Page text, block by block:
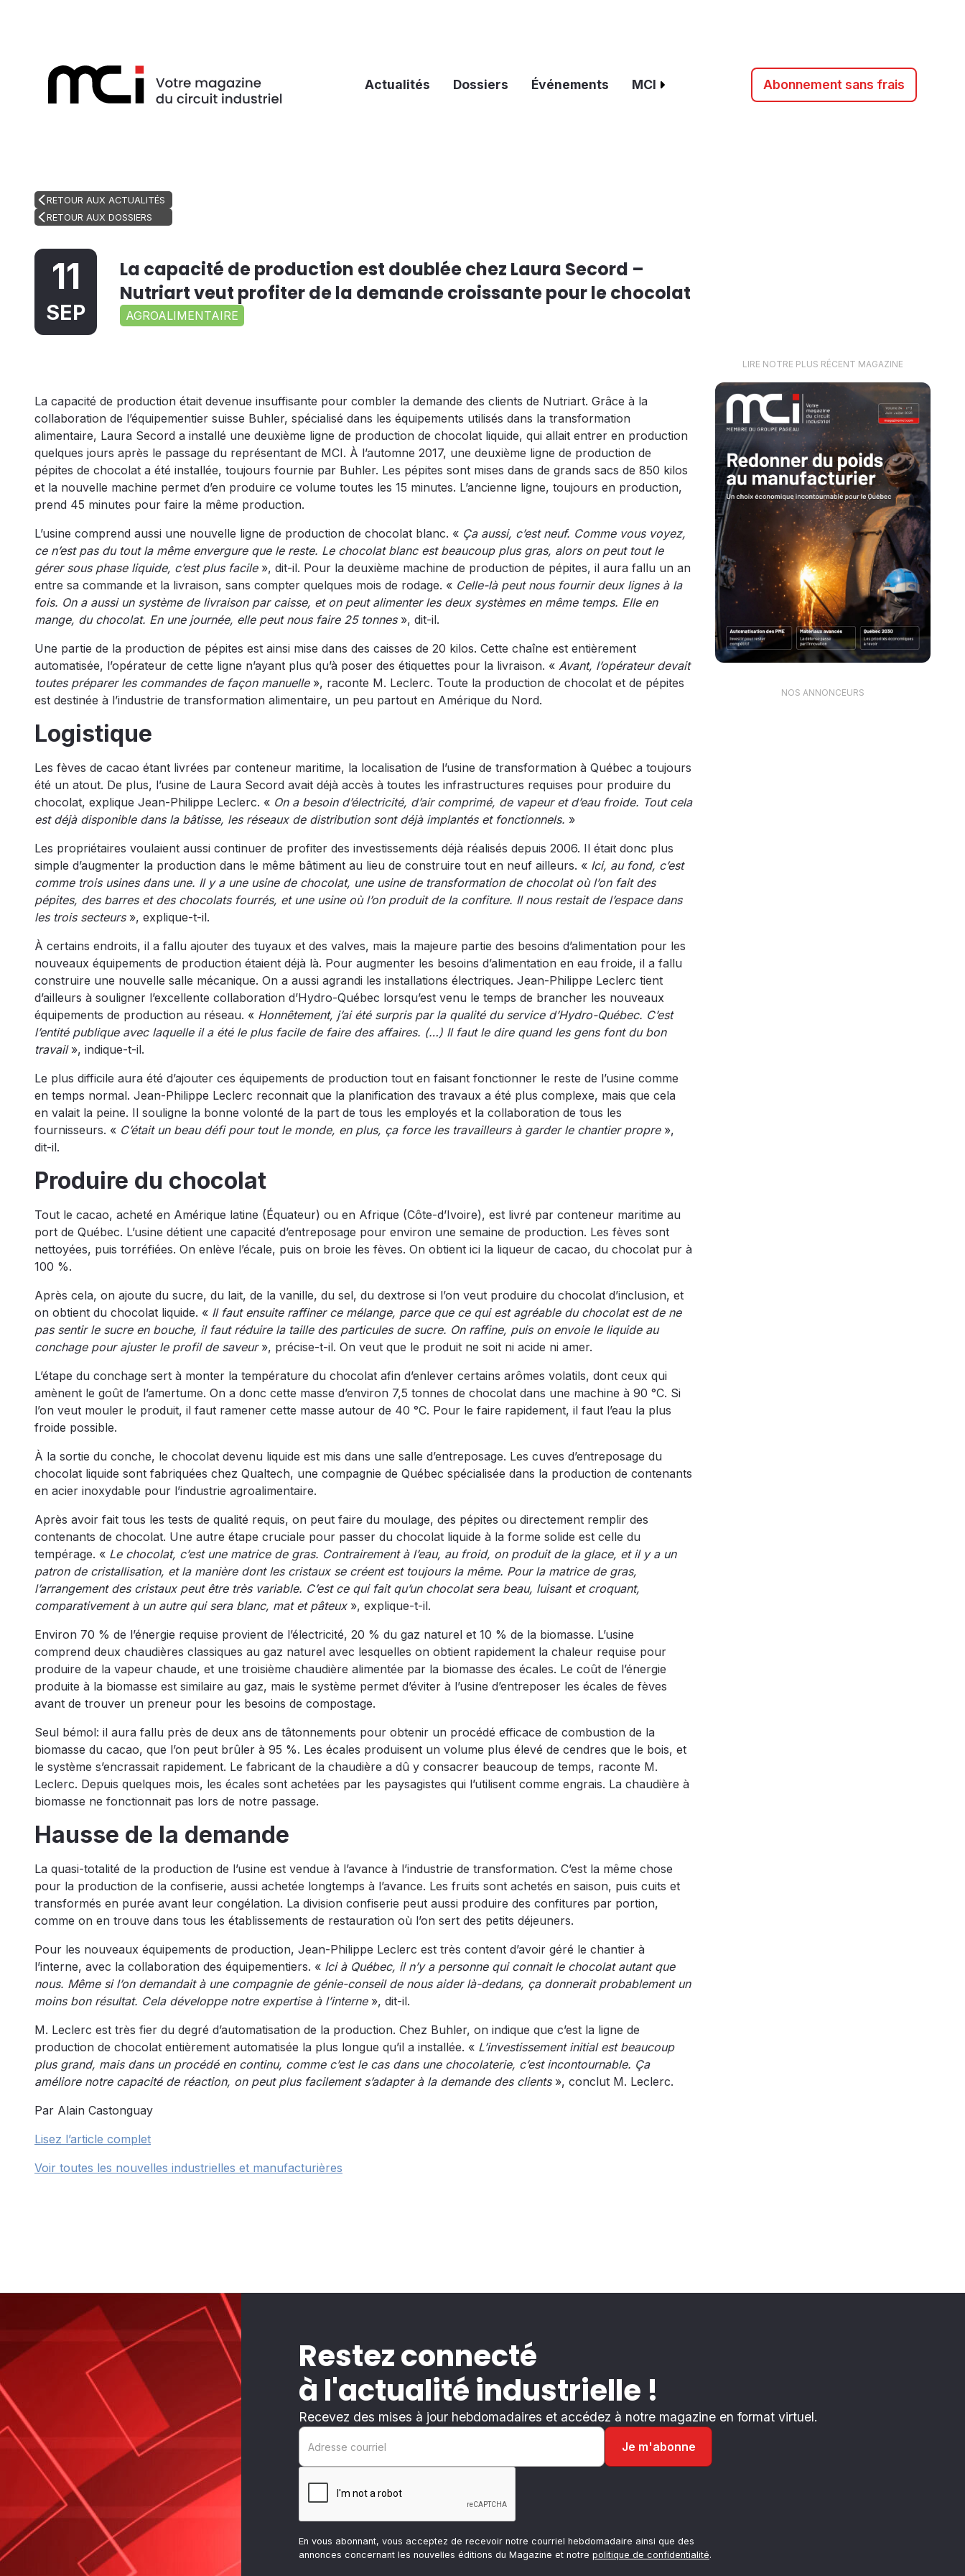
Actualités Dossiers Événements MCI Abonnement sans frais
RETOUR AUX ACTUALITÉS
RETOUR AUX DOSSIERS
11
SEP
La capacité de production est doublée chez Laura Secord –
Nutriart veut profiter de la demande croissante pour le chocolat
AGROALIMENTAIRE
La capacité de production était devenue insuffisante pour combler la demande des clients de Nutriart. Grâce à la
collaboration de l’équipementier suisse Buhler, spécialisé dans les équipements utilisés dans la transformation
alimentaire, Laura Secord a installé une deuxième ligne de production de chocolat liquide, qui allait entrer en production
quelques jours après le passage du représentant de MCI. À l’automne 2017, une deuxième ligne de production de
pépites de chocolat a été installée, toujours fournie par Buhler. Les pépites sont mises dans de grands sacs de 850 kilos
et la nouvelle machine permet d’en produire ce volume toutes les 15 minutes. L’ancienne ligne, toujours en production,
prend 45 minutes pour faire la même production.
L’usine comprend aussi une nouvelle ligne de production de chocolat blanc. « Ça aussi, c’est neuf. Comme vous voyez,
ce n’est pas du tout la même envergure que le reste. Le chocolat blanc est beaucoup plus gras, alors on peut tout le
gérer sous phase liquide, c’est plus facile », dit-il. Pour la deuxième machine de production de pépites, il aura fallu un an
entre sa commande et la livraison, sans compter quelques mois de rodage. « Celle-là peut nous fournir deux lignes à la
fois. On a aussi un système de livraison par caisse, et on peut alimenter les deux systèmes en même temps. Elle en
mange, du chocolat. En une journée, elle peut nous faire 25 tonnes», dit-il.
Une partie de la production de pépites est ainsi mise dans des caisses de 20 kilos. Cette chaîne est entièrement
automatisée, l’opérateur de cette ligne n’ayant plus qu’à poser des étiquettes pour la livraison. « Avant, l’opérateur devait
toutes préparer les commandes de façon manuelle», raconte M. Leclerc. Toute la production de chocolat et de pépites
est destinée à l’industrie de transformation alimentaire, un peu partout en Amérique du Nord.
Logistique
Les fèves de cacao étant livrées par conteneur maritime, la localisation de l’usine de transformation à Québec a toujours
été un atout. De plus, l’usine de Laura Secord avait déjà accès à toutes les infrastructures requises pour produire du
chocolat, explique Jean-Philippe Leclerc. « On a besoin d’électricité, d’air comprimé, de vapeur et d’eau froide. Tout cela
est déjà disponible dans la bâtisse, les réseaux de distribution sont déjà implantés et fonctionnels. »
Les propriétaires voulaient aussi continuer de profiter des investissements déjà réalisés depuis 2006. Il était donc plus
simple d’augmenter la production dans le même bâtiment au lieu de construire tout en neuf ailleurs. « Ici, au fond, c’est
comme trois usines dans une. Il y a une usine de chocolat, une usine de transformation de chocolat où l’on fait des
pépites, des barres et des chocolats fourrés, et une usine où l’on produit de la confiture. Il nous restait de l’espace dans
les trois secteurs», explique-t-il.
À certains endroits, il a fallu ajouter des tuyaux et des valves, mais la majeure partie des besoins d’alimentation pour les
nouveaux équipements de production étaient déjà là. Pour augmenter les besoins d’alimentation en eau froide, il a fallu
construire une nouvelle salle mécanique. On a aussi agrandi les installations électriques. Jean-Philippe Leclerc tient
d’ailleurs à souligner l’excellente collaboration d’Hydro-Québec lorsqu’est venu le temps de brancher les nouveaux
équipements de production au réseau. « Honnêtement, j’ai été surpris par la qualité du service d’Hydro-Québec. C’est
l’entité publique avec laquelle il a été le plus facile de faire des affaires. (…) Il faut le dire quand les gens font du bon
travail », indique-t-il.
Le plus difficile aura été d’ajouter ces équipements de production tout en faisant fonctionner le reste de l’usine comme
en temps normal. Jean-Philippe Leclerc reconnait que la planification des travaux a été plus complexe, mais que cela
en valait la peine. Il souligne la bonne volonté de la part de tous les employés et la collaboration de tous les
fournisseurs. « C’était un beau défi pour tout le monde, en plus, ça force les travailleurs à garder le chantier propre »,
dit-il.
Produire du chocolat
Tout le cacao, acheté en Amérique latine (Équateur) ou en Afrique (Côte-d’Ivoire), est livré par conteneur maritime au
port de Québec. L’usine détient une capacité d’entreposage pour environ une semaine de production. Les fèves sont
nettoyées, puis torréfiées. On enlève l’écale, puis on broie les fèves. On obtient ici la liqueur de cacao, du chocolat pur à
100 %.
Après cela, on ajoute du sucre, du lait, de la vanille, du sel, du dextrose si l’on veut produire du chocolat d’inclusion, et
on obtient du chocolat liquide. « Il faut ensuite raffiner ce mélange, parce que ce qui est agréable du chocolat est de ne
pas sentir le sucre en bouche, il faut réduire la taille des particules de sucre. On raffine, puis on envoie le liquide au
conchage pour ajuster le profil de saveur», précise-t-il. On veut que le produit ne soit ni acide ni amer.
L’étape du conchage sert à monter la température du chocolat afin d’enlever certains arômes volatils, dont ceux qui
amènent le goût de l’amertume. On a donc cette masse d’environ 7,5 tonnes de chocolat dans une machine à 90 °C. Si
l’on veut mouler le produit, il faut ramener cette masse autour de 40 °C. Pour le faire rapidement, il faut l’eau la plus
froide possible.
À la sortie du conche, le chocolat devenu liquide est mis dans une salle d’entreposage. Les cuves d’entreposage du
chocolat liquide sont fabriquées chez Qualtech, une compagnie de Québec spécialisée dans la production de contenants
en acier inoxydable pour l’industrie agroalimentaire.
Après avoir fait tous les tests de qualité requis, on peut faire du moulage, des pépites ou directement remplir des
contenants de chocolat. Une autre étape cruciale pour passer du chocolat liquide à la forme solide est celle du
tempérage. « Le chocolat, c’est une matrice de gras. Contrairement à l’eau, au froid, on produit de la glace, et il y a un
patron de cristallisation, et la manière dont les cristaux se créent est toujours la même. Pour la matrice de gras,
l’arrangement des cristaux peut être très variable. C’est ce qui fait qu’un chocolat sera beau, luisant et croquant,
comparativement à un autre qui sera blanc, mat et pâteux», explique-t-il.
Environ 70 % de l’énergie requise provient de l’électricité, 20 % du gaz naturel et 10 % de la biomasse. L’usine
comprend deux chaudières classiques au gaz naturel avec lesquelles on obtient rapidement la chaleur requise pour
produire de la vapeur chaude, et une troisième chaudière alimentée par la biomasse des écales. Le coût de l’énergie
produite à la biomasse est similaire au gaz, mais le système permet d’éviter à l’usine d’entreposer les écales de fèves
avant de trouver un preneur pour les besoins de compostage.
Seul bémol: il aura fallu près de deux ans de tâtonnements pour obtenir un procédé efficace de combustion de la
biomasse du cacao, que l’on peut brûler à 95 %. Les écales produisent un volume plus élevé de cendres que le bois, et
le système s’encrassait rapidement. Le fabricant de la chaudière a dû y consacrer beaucoup de temps, raconte M.
Leclerc. Depuis quelques mois, les écales sont achetées par les paysagistes qui l’utilisent comme engrais. La chaudière à
biomasse ne fonctionnait pas lors de notre passage.
Hausse de la demande
La quasi-totalité de la production de l’usine est vendue à l’avance à l’industrie de transformation. C’est la même chose
pour la production de la confiserie, aussi achetée longtemps à l’avance. Les fruits sont achetés en saison, puis cuits et
transformés en purée avant leur congélation. La division confiserie peut aussi produire des confitures par portion,
comme on en trouve dans tous les établissements de restauration où l’on sert des petits déjeuners.
Pour les nouveaux équipements de production, Jean-Philippe Leclerc est très content d’avoir géré le chantier à
l’interne, avec la collaboration des équipementiers. « Ici à Québec, il n’y a personne qui connait le chocolat autant que
nous. Même si l’on demandait à une compagnie de génie-conseil de nous aider là-dedans, ça donnerait probablement un
moins bon résultat. Cela développe notre expertise à l’interne», dit-il.
M. Leclerc est très fier du degré d’automatisation de la production. Chez Buhler, on indique que c’est la ligne de
production de chocolat entièrement automatisée la plus longue qu’il a installée. « L’investissement initial est beaucoup
plus grand, mais dans un procédé en continu, comme c’est le cas dans une chocolaterie, c’est incontournable. Ça
améliore notre capacité de réaction, on peut plus facilement s’adapter à la demande des clients», conclut M. Leclerc.
Par Alain Castonguay
Lisez l’article complet
Voir toutes les nouvelles industrielles et manufacturières
LIRE NOTRE PLUS RÉCENT MAGAZINE
NOS ANNONCEURS
Restez connecté
à l'actualité industrielle !
Recevez des mises à jour hebdomadaires et accédez à notre magazine en format virtuel.
En vous abonnant, vous acceptez de recevoir notre courriel hebdomadaire ainsi que des
annonces concernant les nouvelles éditions du Magazine et notre politique de confidentialité.